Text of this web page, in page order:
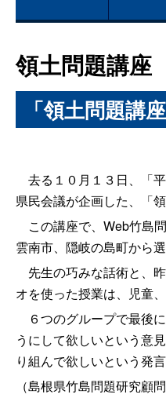
領土問題講座
「領土問題講
去る１０月１３日、「
県民会議が企画した、「
この講座で、Web竹島
雲南市、隠岐の島町から
先生の巧みな話術と、
オを使った授業は、児童
６つのグループで最後
うにして欲しいという意
り組んで欲しいという発
（島根県竹島問題研究顧